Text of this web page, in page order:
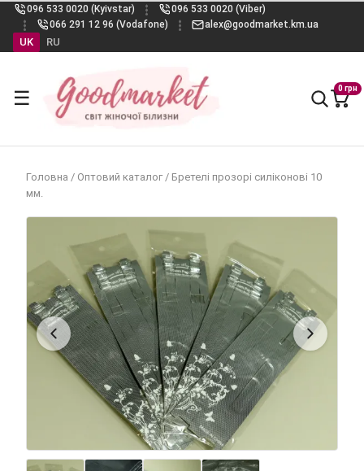
096 533 0020 (Kyivstar)
096 533 0020 (Viber)
066 291 12 96 (Vodafone)
alex@goodmarket.km.ua
UK RU
☰ 0 грн
Головна / Оптовий каталог / Бретелі прозорі силіконові 10
мм.